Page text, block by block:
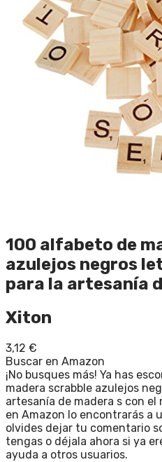
100 alfabeto de
azulejos negros
para la artesanía
Xiton
3,12 €
Buscar en Amazon
¡No busques más! Ya has
madera scrabble azulejos
artesanía de madera s con el
en Amazon lo encontrarás a
olvides dejar tu comentario
tengas o déjala ahora si ya
ayuda a otros usuarios.